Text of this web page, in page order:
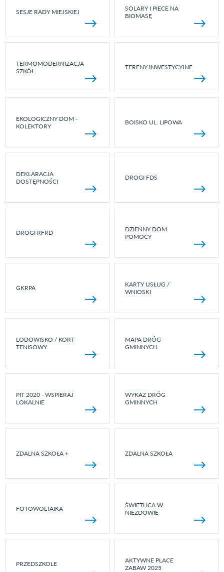
SESJE RADY MIEJSKIEJ
SOLARY I PIECE NA
BIOMASĘ
TERMOMODERNIZACJA
SZKÓŁ
TERENY INWESTYCYJNE
EKOLOGICZNY DOM -
KOLEKTORY
BOISKO UL. LIPOWA
DEKLARACJA
DOSTĘPNOŚCI
DROGI FDS
DROGI RFRD
DZIENNY DOM
POMOCY
GKRPA
KARTY USŁUG /
WNIOSKI
LODOWISKO / KORT
TENISOWY
MAPA DRÓG
GMINNYCH
PIT 2020 - WSPIERAJ
LOKALNIE
WYKAZ DRÓG
GMINNYCH
ZDALNA SZKOŁA + ZDALNA SZKOŁA
FOTOWOLTAIKA
ŚWIETLICA W
NIEZDOWIE
PRZEDSZKOLE
AKTYWNE PLACE
ZABAW 2025